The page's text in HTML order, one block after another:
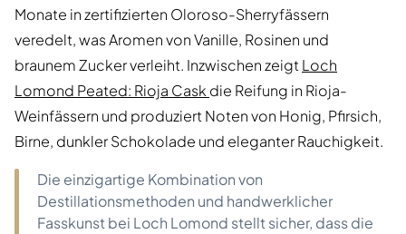
Monate in zertifizierten Oloroso-Sherryfässern
veredelt, was Aromen von Vanille, Rosinen und
braunem Zucker verleiht. Inzwischen zeigt Loch
Lomond Peated: Rioja Cask die Reifung in Rioja-
Weinfässern und produziert Noten von Honig, Pfirsich,
Birne, dunkler Schokolade und eleganter Rauchigkeit.
Die einzigartige Kombination von
Destillationsmethoden und handwerklicher
Fasskunst bei Loch Lomond stellt sicher, dass die